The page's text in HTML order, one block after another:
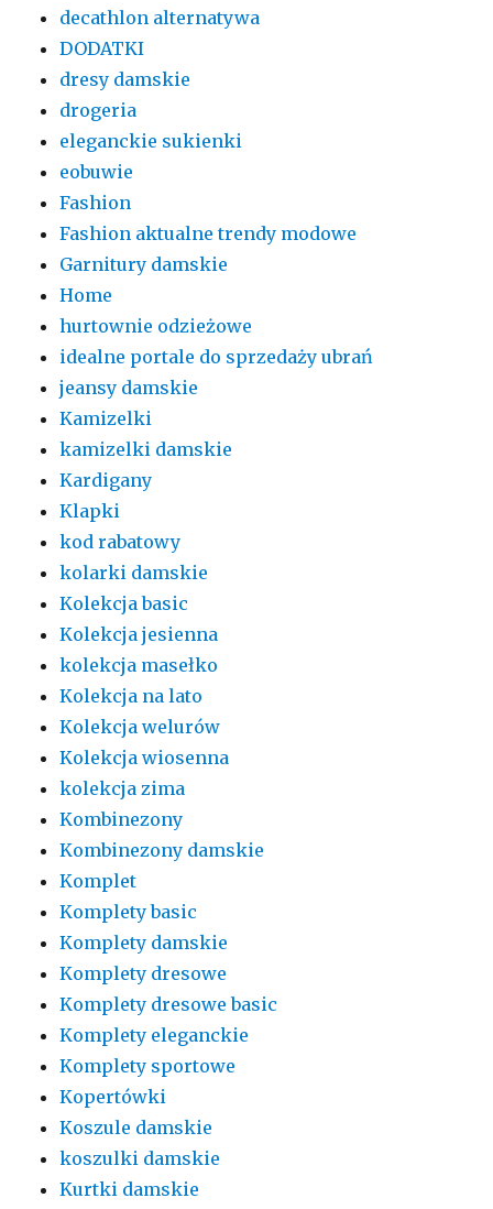
decathlon alternatywa
DODATKI
dresy damskie
drogeria
eleganckie sukienki
eobuwie
Fashion
Fashion aktualne trendy modowe
Garnitury damskie
Home
hurtownie odzieżowe
idealne portale do sprzedaży ubrań
jeansy damskie
Kamizelki
kamizelki damskie
Kardigany
Klapki
kod rabatowy
kolarki damskie
Kolekcja basic
Kolekcja jesienna
kolekcja masełko
Kolekcja na lato
Kolekcja welurów
Kolekcja wiosenna
kolekcja zima
Kombinezony
Kombinezony damskie
Komplet
Komplety basic
Komplety damskie
Komplety dresowe
Komplety dresowe basic
Komplety eleganckie
Komplety sportowe
Kopertówki
Koszule damskie
koszulki damskie
Kurtki damskie